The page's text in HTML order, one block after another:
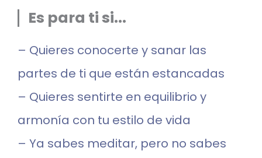
Es para ti si...
– Quieres conocerte y sanar las
partes de ti que están estancadas
– Quieres sentirte en equilibrio y
armonía con tu estilo de vida
– Ya sabes meditar, pero no sabes